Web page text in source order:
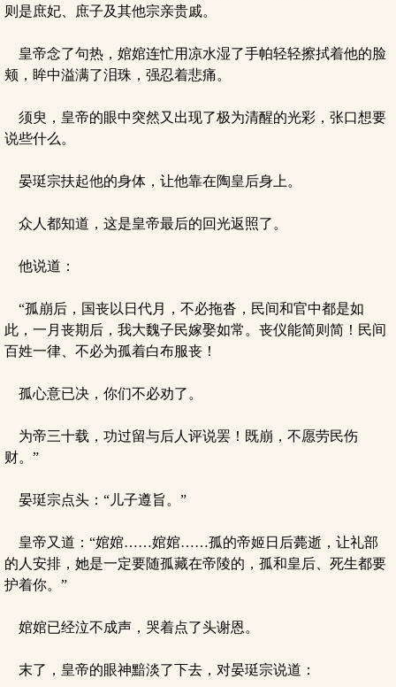
则是庶妃、庶子及其他宗亲贵戚。
皇帝念了句热，婠婠连忙用凉水湿了手帕轻轻擦拭着他的脸
颊，眸中溢满了泪珠，强忍着悲痛。
须臾，皇帝的眼中突然又出现了极为清醒的光彩，张口想要
说些什么。
晏珽宗扶起他的身体，让他靠在陶皇后身上。
众人都知道，这是皇帝最后的回光返照了。
他说道：
“孤崩后，国丧以日代月，不必拖沓，民间和官中都是如
此，一月丧期后，我大魏子民嫁娶如常。丧仪能简则简！民间
百姓一律、不必为孤着白布服丧！
孤心意已决，你们不必劝了。
为帝三十载，功过留与后人评说罢！既崩，不愿劳民伤
财。”
晏珽宗点头：“儿子遵旨。”
皇帝又道：“婠婠……婠婠……孤的帝姬日后薨逝，让礼部
的人安排，她是一定要随孤藏在帝陵的，孤和皇后、死生都要
护着你。”
婠婠已经泣不成声，哭着点了头谢恩。
末了，皇帝的眼神黯淡了下去，对晏珽宗说道：